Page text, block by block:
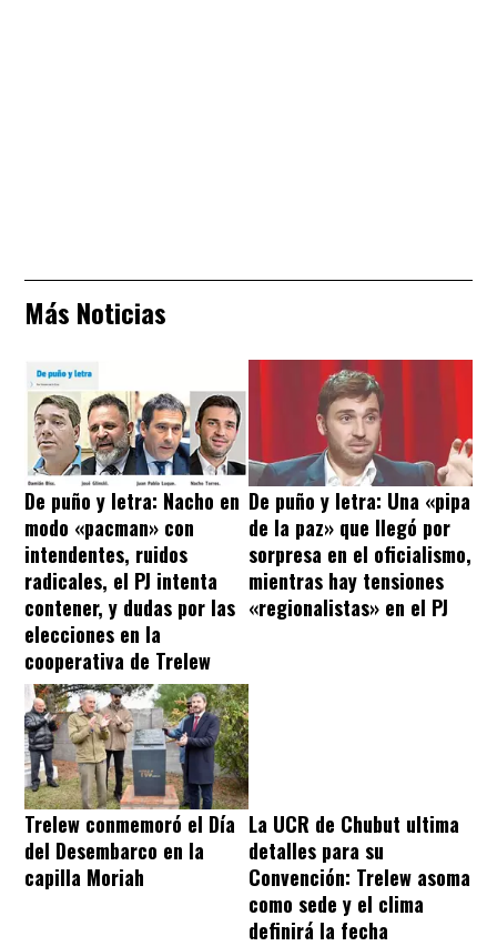
Más Noticias
De puño y letra: Nacho en
modo «pacman» con
intendentes, ruidos
radicales, el PJ intenta
contener, y dudas por las
elecciones en la
cooperativa de Trelew
De puño y letra: Una «pipa
de la paz» que llegó por
sorpresa en el oficialismo,
mientras hay tensiones
«regionalistas» en el PJ
Trelew conmemoró el Día
del Desembarco en la
capilla Moriah
La UCR de Chubut ultima
detalles para su
Convención: Trelew asoma
como sede y el clima
definirá la fecha